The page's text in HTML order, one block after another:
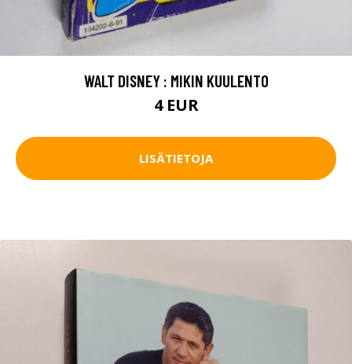
WALT DISNEY : MIKIN KUULENTO
4 EUR
LISÄTIETOJA